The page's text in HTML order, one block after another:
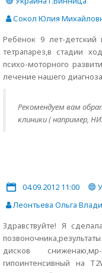
Сокол Юлия
Ребёнок 9 лет-детский
тетрапарез,в стадии
психо-моторного
лечение нашего
Рекомендуем вам
клиники ( например,
04.09.2012 11:00
Леонтьева Ольга
Здравствуйте! Я
дисков
гипоинтенсивный на